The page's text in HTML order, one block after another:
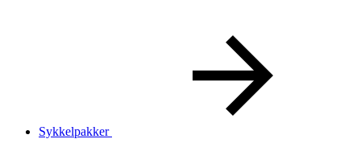
Sykkelpakker